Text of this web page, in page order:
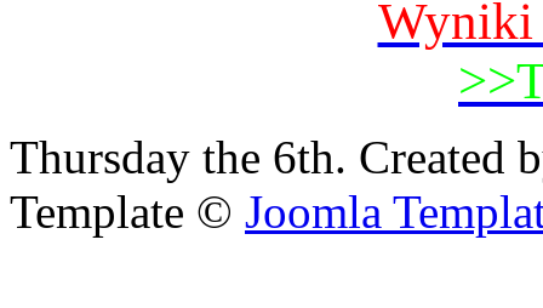
Wyniki
Thursday the 6th. Created
Template © Joomla